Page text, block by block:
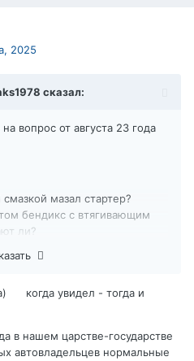
2025
сказал:
вопрос от августа 23 года
мазал стартер?
бендикс с втягивающим
ли?
быть не может касаемо
" стартер щелкает, но не
когда увидел - тогда и
в нашем царстве-государстве
автовладельцев нормальные